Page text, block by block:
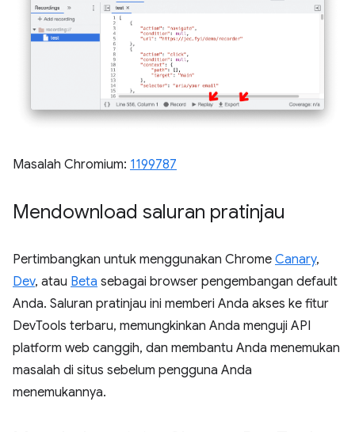
Masalah Chromium: 1199787
Mendownload saluran pratinjau
Pertimbangkan untuk menggunakan Chrome Canary,
Dev, atau Beta sebagai browser pengembangan default
Anda. Saluran pratinjau ini memberi Anda akses ke fitur
DevTools terbaru, memungkinkan Anda menguji API
platform web canggih, dan membantu Anda menemukan
masalah di situs sebelum pengguna Anda
menemukannya.